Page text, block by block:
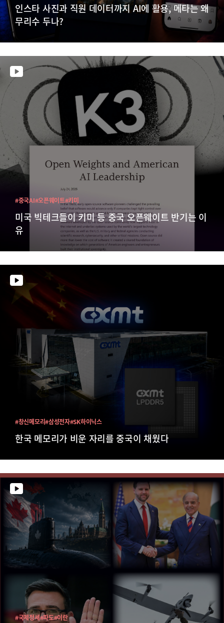
인스타 사진과 직원 데이터까지 AI에 활용, 메타는 왜
무리수 두나?
미국 빅테크들이 키미 등 중국 오픈웨이트 반기는 이
유
#중국AI#오픈웨이트#키미
한국 메모리가 비운 자리를 중국이 채웠다
#창신메모리#삼성전자#SK하이닉스
#국제정세#파도#이란